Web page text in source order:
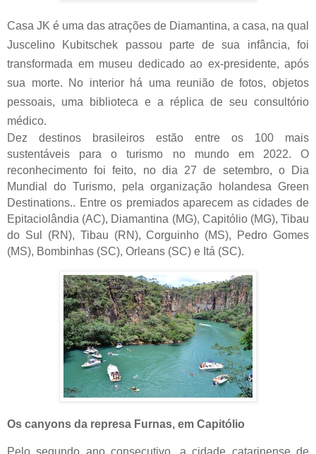
Casa JK é uma das atrações de Diamantina, a casa, na qual
Juscelino Kubitschek passou parte de sua infância, foi
transformada em museu dedicado ao ex-presidente, após
sua morte. No interior há uma reunião de fotos, objetos
pessoais, uma biblioteca e a réplica de seu consultório
médico.
Dez destinos brasileiros estão entre os 100 mais
sustentáveis para o turismo no mundo em 2022. O
reconhecimento foi feito, no dia 27 de setembro, o Dia
Mundial do Turismo, pela organização holandesa Green
Destinations.. Entre os premiados aparecem as cidades de
Epitaciolândia (AC), Diamantina (MG), Capitólio (MG), Tibau
do Sul (RN), Tibau (RN), Corguinho (MS), Pedro Gomes
(MS), Bombinhas (SC), Orleans (SC) e Itá (SC).
Os canyons da represa Furnas, em Capitólio